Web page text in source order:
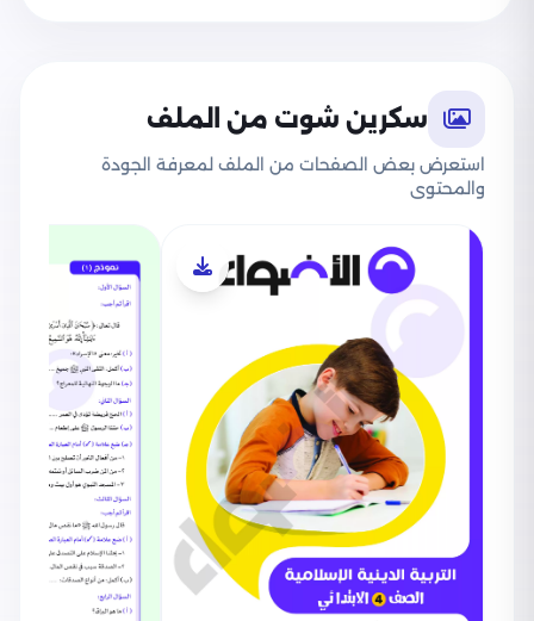
سكرين شوت من الملف
استعرض بعض الصفحات من الملف لمعرفة الجودة
والمحتوى